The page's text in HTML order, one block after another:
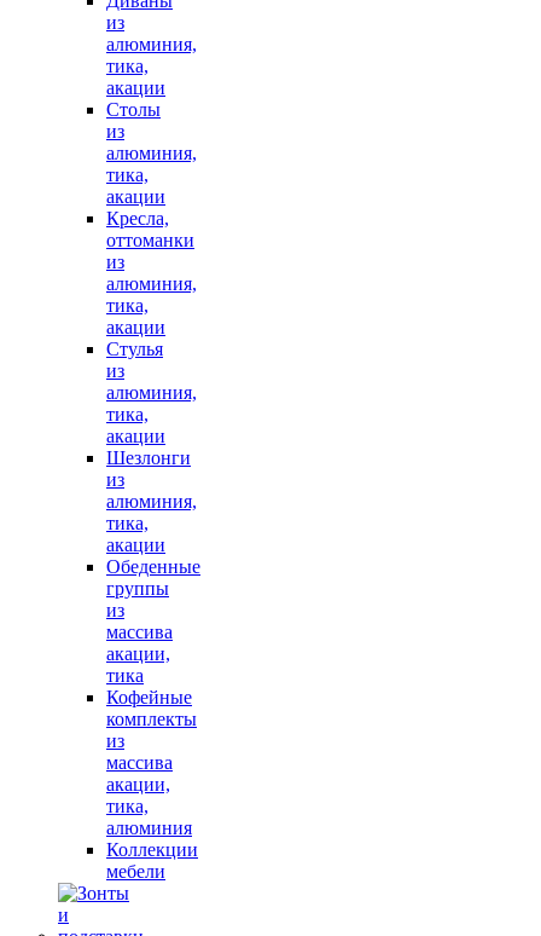
из
алюминия,
тика,
акации
Столы
из
алюминия,
тика,
акации
Кресла,
оттоманки
из
алюминия,
тика,
акации
Стулья
из
алюминия,
тика,
акации
Шезлонги
из
алюминия,
тика,
акации
Обеденные
группы
из
массива
акации,
тика
Кофейные
комплекты
из
массива
акации,
тика,
алюминия
Коллекции
мебели